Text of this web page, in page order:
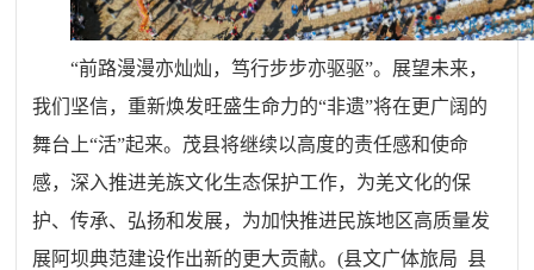
“前路漫漫亦灿灿，笃行步步亦驱驱”。展望未来，
我们坚信，重新焕发旺盛生命力的“非遗”将在更广阔的
舞台上“活”起来。茂县将继续以高度的责任感和使命
感，深入推进羌族文化生态保护工作，为羌文化的保
护、传承、弘扬和发展，为加快推进民族地区高质量发
展阿坝典范建设作出新的更大贡献。(县文广体旅局 县